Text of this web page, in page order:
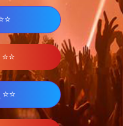
⭐⭐
⭐⭐